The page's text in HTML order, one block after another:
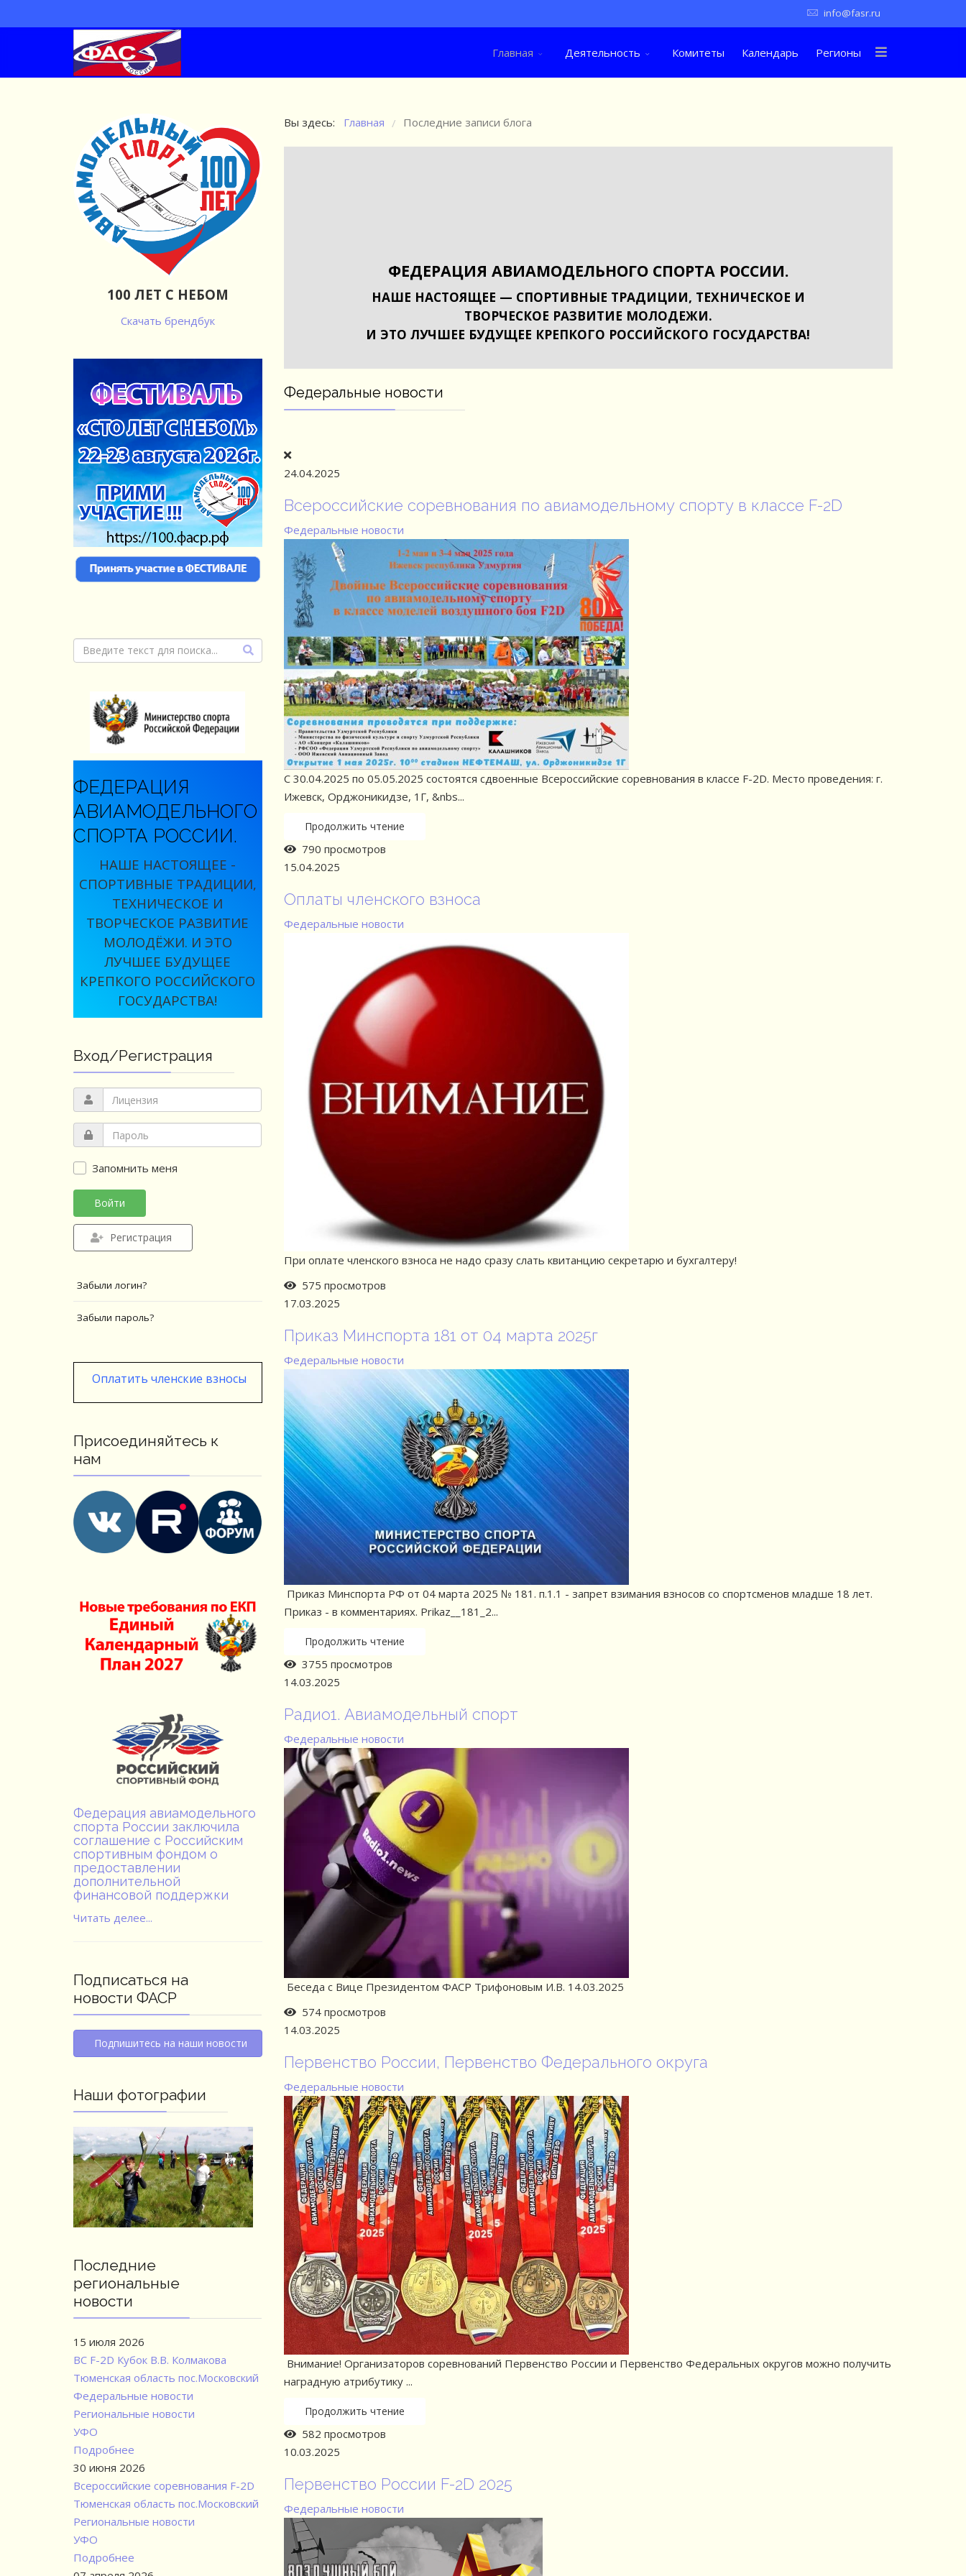
info@fasr.ru
Главная Деятельность Комитеты Календарь Регионы
100 ЛЕТ С НЕБОМ
Скачать брендбук
ФЕДЕРАЦИЯ
АВИАМОДЕЛЬНОГО
СПОРТА РОССИИ.
НАШЕ НАСТОЯЩЕЕ -
СПОРТИВНЫЕ ТРАДИЦИИ,
ТЕХНИЧЕСКОЕ И
ТВОРЧЕСКОЕ РАЗВИТИЕ
МОЛОДЁЖИ. И ЭТО
ЛУЧШЕЕ БУДУЩЕЕ
КРЕПКОГО РОССИЙСКОГО
ГОСУДАРСТВА!
Вход/Регистрация
Запомнить меня
Войти
Регистрация
Забыли логин?
Забыли пароль?
Оплатить членские взносы
Присоединяйтесь к
нам
Федерация авиамодельного
спорта России заключила
соглашение с Российским
спортивным фондом о
предоставлении
дополнительной
финансовой поддержки
Читать делее...
Подписаться на
новости ФАСР
Подпишитесь на наши новости
Наши фотографии
Последние
региональные
новости
15 июля 2026
ВС F-2D Кубок В.В. Колмакова
Тюменская область пос.Московский
Федеральные новости
Региональные новости
УФО
Подробнее
30 июня 2026
Всероссийские соревнования F-2D
Тюменская область пос.Московский
Региональные новости
УФО
Подробнее
Вы здесь: Главная / Последние записи блога
ФЕДЕРАЦИЯ АВИАМОДЕЛЬНОГО СПОРТА РОССИИ.
НАШЕ НАСТОЯЩЕЕ — СПОРТИВНЫЕ ТРАДИЦИИ, ТЕХНИЧЕСКОЕ И
ТВОРЧЕСКОЕ РАЗВИТИЕ МОЛОДЕЖИ.
И ЭТО ЛУЧШЕЕ БУДУЩЕЕ КРЕПКОГО РОССИЙСКОГО ГОСУДАРСТВА!
Федеральные новости
24.04.2025
Всероссийские соревнования по авиамодельному спорту в классе F-2D
Федеральные новости
С 30.04.2025 по 05.05.2025 состоятся сдвоенные Всероссийские соревнования в классе F-2D. Место проведения: г.
Ижевск, Орджоникидзе, 1Г, &nbs...
Продолжить чтение
790 просмотров
15.04.2025
Оплаты членского взноса
Федеральные новости
При оплате членского взноса не надо сразу слать квитанцию секретарю и бухгалтеру!
575 просмотров
17.03.2025
Приказ Минспорта 181 от 04 марта 2025г
Федеральные новости
Приказ Минспорта РФ от 04 марта 2025 № 181. п.1.1 - запрет взимания взносов со спортсменов младше 18 лет.
Приказ - в комментариях. Prikaz__181_2...
Продолжить чтение
3755 просмотров
14.03.2025
Радио1. Авиамодельный спорт
Федеральные новости
Беседа с Вице Президентом ФАСР Трифоновым И.В. 14.03.2025
574 просмотров
14.03.2025
Первенство России, Первенство Федерального округа
Федеральные новости
Внимание! Организаторов соревнований Первенство России и Первенство Федеральных округов можно получить
наградную атрибутику ...
Продолжить чтение
582 просмотров
10.03.2025
Первенство России F-2D 2025
Федеральные новости